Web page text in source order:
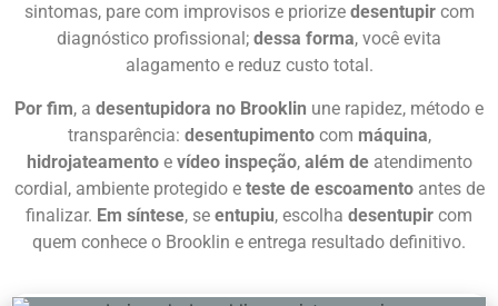
sintomas, pare com improvisos e priorize desentupircom
diagnóstico profissional; dessa forma, você evita
alagamento e reduz custo total.
Por fim, a desentupidora no Brooklin une rapidez, método e
transparência: desentupimentocom máquina,
hidrojateamentoe vídeo inspeção, além deatendimento
cordial, ambiente protegido e teste de escoamentoantes de
finalizar. Em síntese, se entupiu, escolha desentupir com
quem conhece o Brooklin e entrega resultado definitivo.